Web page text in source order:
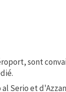
sont
Serio et